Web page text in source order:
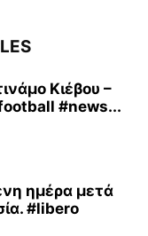
Κιέβου –
#news...
ημέρα μετά
#libero